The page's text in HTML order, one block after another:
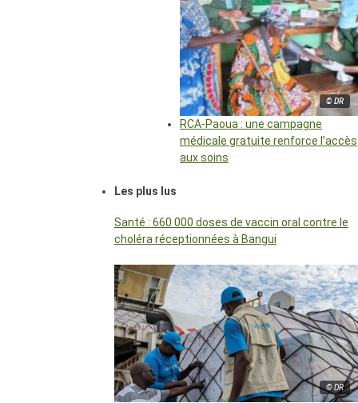
© DR
RCA-Paoua : une campagne
médicale gratuite renforce l’accès
aux soins
Les plus lus
Santé : 660 000 doses de vaccin oral contre le
choléra réceptionnées à Bangui
© DR